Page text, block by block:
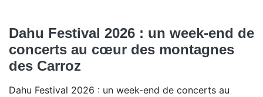
Dahu Festival 2026 : un week-end de
concerts au cœur des montagnes
des Carroz
Dahu Festival 2026 : un week-end de concerts au